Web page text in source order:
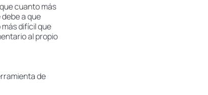
cuanto más
a que
difícil que
al propio
de